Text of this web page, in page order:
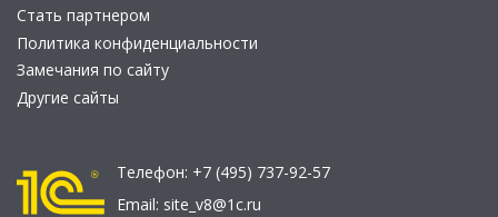
Стать партнером
Политика конфиденциальности
Замечания по сайту
Другие сайты
Телефон: +7 (495) 737-92-57
Email: site_v8@1c.ru